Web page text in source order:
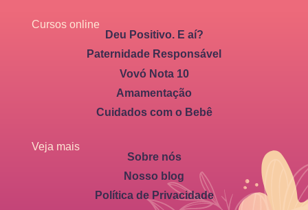
Cursos online
Deu Positivo. E aí?
Paternidade Responsável
Vovó Nota 10
Amamentação
Cuidados com o Bebê
Veja mais
Sobre nós
Nosso blog
Política de Privacidade